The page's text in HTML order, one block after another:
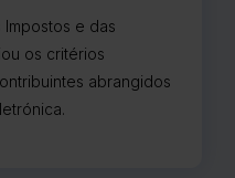
e das
os critérios
abrangidos